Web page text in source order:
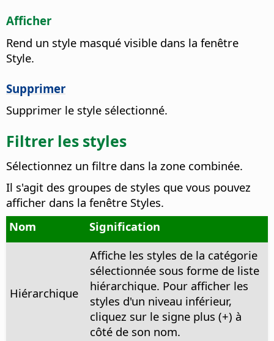
Afficher
Rend un style masqué visible dans la fenêtre
Style.
Supprimer
Supprimer le style sélectionné.
Filtrer les styles
Sélectionnez un filtre dans la zone combinée.
Il s'agit des groupes de styles que vous pouvez
afficher dans la fenêtre Styles.
Nom
Signification
Hiérarchique
Affiche les styles de la catégorie
sélectionnée sous forme de liste
hiérarchique. Pour afficher les
styles d'un niveau inférieur,
cliquez sur le signe plus (+) à
côté de son nom.